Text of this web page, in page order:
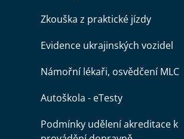
Zkouška z praktické jízdy
Evidence ukrajinských vozidel
Námořní lékaři, osvědčení MLC
Autoškola - eTesty
Podmínky udělení akreditace k